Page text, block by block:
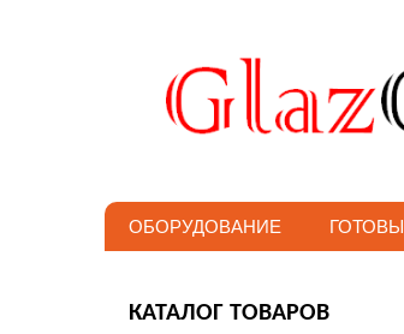
ОБОРУДОВАНИЕ
КАТАЛОГ ТОВАРОВ